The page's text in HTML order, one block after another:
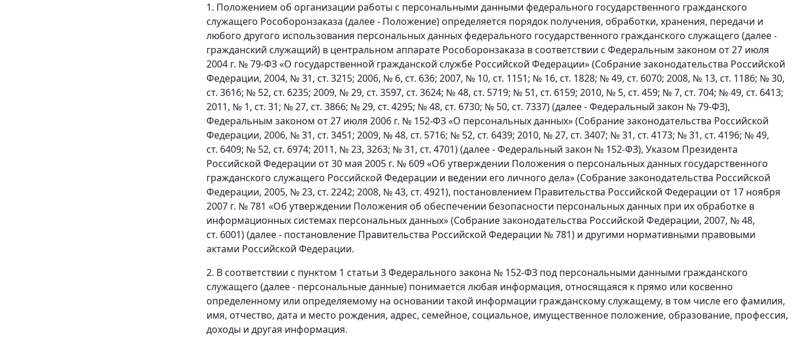
1. Положением об организации работы с персональными данными федерального государственного гражданского
служащего Рособоронзаказа (далее - Положение) определяется порядок получения, обработки, хранения, передачи и
любого другого использования персональных данных федерального государственного гражданского служащего (далее -
гражданский служащий) в центральном аппарате Рособоронзаказа в соответствии с Федеральным законом от 27 июля
2004 г. № 79-ФЗ «О государственной гражданской службе Российской Федерации» (Собрание законодательства Российской
Федерации, 2004, № 31, ст. 3215; 2006, № 6, ст. 636; 2007, № 10, ст. 1151; № 16, ст. 1828; № 49, ст. 6070; 2008, № 13, ст. 1186; № 30,
ст. 3616; № 52, ст. 6235; 2009, № 29, ст. 3597, ст. 3624; № 48, ст. 5719; № 51, ст. 6159; 2010, № 5, ст. 459; № 7, ст. 704; № 49, ст. 6413;
2011, № 1, ст. 31; № 27, ст. 3866; № 29, ст. 4295; № 48, ст. 6730; № 50, ст. 7337) (далее - Федеральный закон № 79-ФЗ),
Федеральным законом от 27 июля 2006 г. № 152-ФЗ «О персональных данных» (Собрание законодательства Российской
Федерации, 2006, № 31, ст. 3451; 2009, № 48, ст. 5716; № 52, ст. 6439; 2010, № 27, ст. 3407; № 31, ст. 4173; № 31, ст. 4196; № 49,
ст. 6409; № 52, ст. 6974; 2011, № 23, 3263; № 31, ст. 4701) (далее - Федеральный закон № 152-ФЗ), Указом Президента
Российской Федерации от 30 мая 2005 г. № 609 «Об утверждении Положения о персональных данных государственного
гражданского служащего Российской Федерации и ведении его личного дела» (Собрание законодательства Российской
Федерации, 2005, № 23, ст. 2242; 2008, № 43, ст. 4921), постановлением Правительства Российской Федерации от 17 ноября
2007 г. № 781 «Об утверждении Положения об обеспечении безопасности персональных данных при их обработке в
информационных системах персональных данных» (Собрание законодательства Российской Федерации, 2007, № 48,
ст. 6001) (далее - постановление Правительства Российской Федерации № 781) и другими нормативными правовыми
актами Российской Федерации.
2. В соответствии с пунктом 1 статьи 3 Федерального закона № 152-ФЗ под персональными данными гражданского
служащего (далее - персональные данные) понимается любая информация, относящаяся к прямо или косвенно
определенному или определяемому на основании такой информации гражданскому служащему, в том числе его фамилия,
имя, отчество, дата и место рождения, адрес, семейное, социальное, имущественное положение, образование, профессия,
доходы и другая информация.